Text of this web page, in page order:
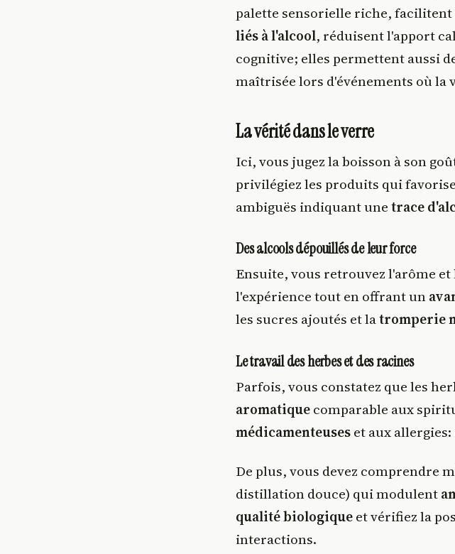
palette sensorielle riche, facilitent
liés à l'alcool, réduisent l'apport
cognitive; elles permettent aussi
maîtrisée lors d'événements où la
La vérité dans le verre
Ici, vous jugez la boisson à son
privilégiez les produits qui
ambiguës indiquant unetrace
Des alcools dépouillés de leur force
Ensuite, vous retrouvez l'arôme
l'expérience tout en offrant un
les sucres ajoutés et latromperie
Le travail des herbes et des racines
Parfois, vous constatez que les
aromatiquecomparable aux
médicamenteuseset aux
De plus, vous devez comprendre
distillation douce) qui modulent
qualité biologiqueet vérifiez la
interactions.